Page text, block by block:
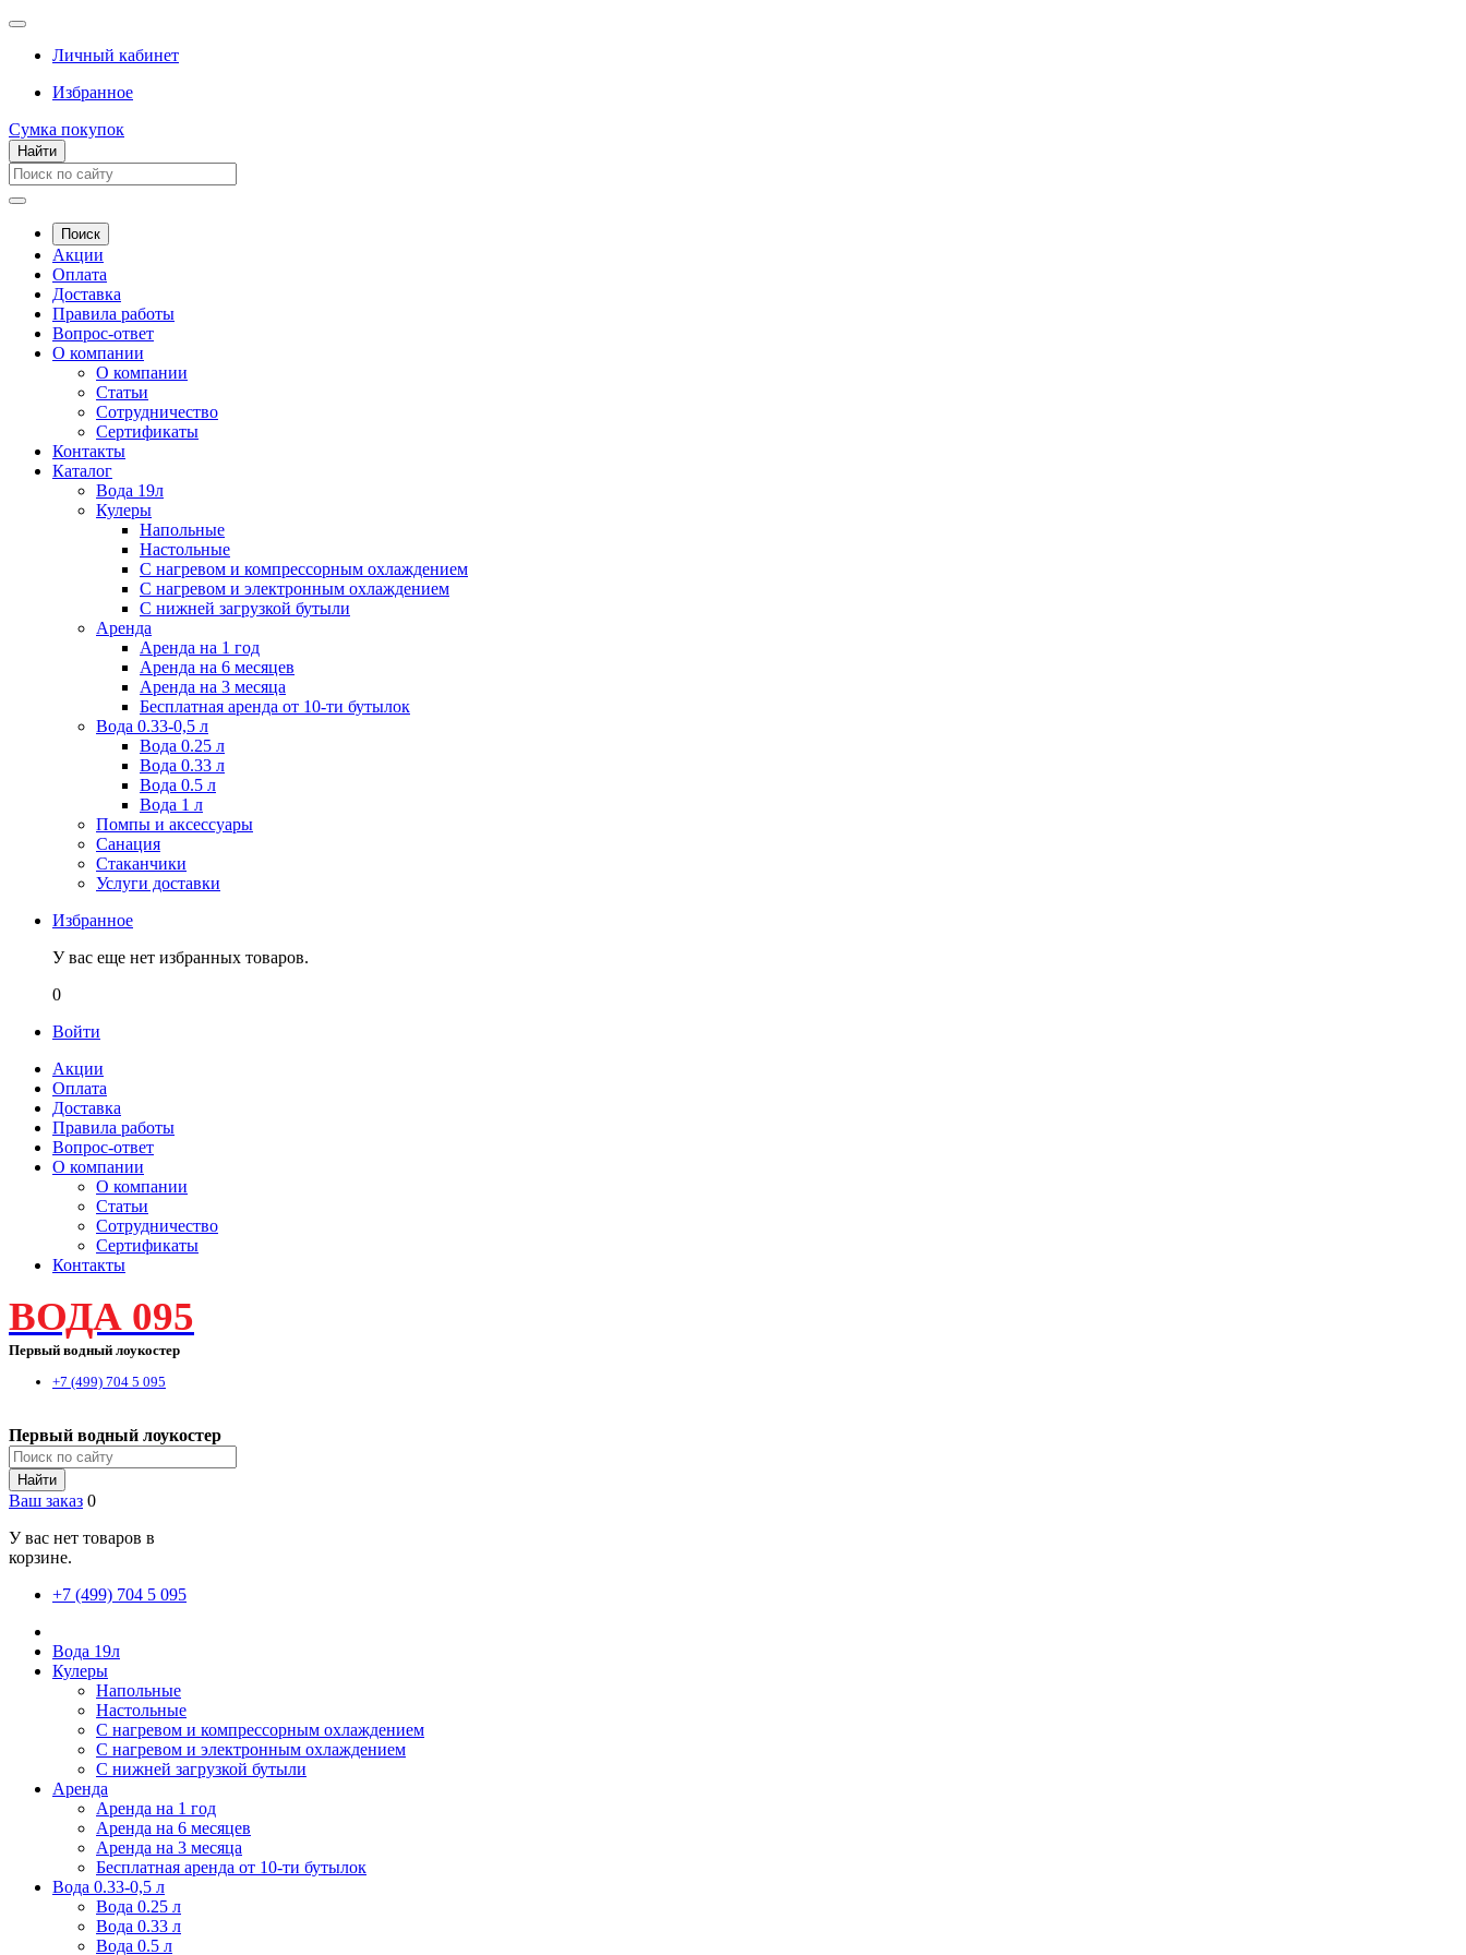
Личный кабинет
Избранное
Сумка покупок
Найти
Поиск
Акции
Оплата
Доставка
Правила работы
Вопрос-ответ
О компании
О компании
Статьи
Сотрудничество
Сертификаты
Контакты
Каталог
Вода 19л
Кулеры
Напольные
Настольные
С нагревом и компрессорным охлаждением
С нагревом и электронным охлаждением
С нижней загрузкой бутыли
Аренда
Аренда на 1 год
Аренда на 6 месяцев
Аренда на 3 месяца
Бесплатная аренда от 10-ти бутылок
Вода 0.33-0,5 л
Вода 0.25 л
Вода 0.33 л
Вода 0.5 л
Вода 1 л
Помпы и аксессуары
Санация
Стаканчики
Услуги доставки
Избранное
У вас еще нет избранных товаров.
0
Войти
Акции
Оплата
Доставка
Правила работы
Вопрос-ответ
О компании
О компании
Статьи
Сотрудничество
Сертификаты
Контакты
ВОДА 095
Первый водный лоукостер
+7 (499) 704 5 095
Первый водный лоукостер
Найти
Ваш заказ 0
У вас нет товаров в
корзине.
+7 (499) 704 5 095
Вода 19л
Кулеры
Напольные
Настольные
С нагревом и компрессорным охлаждением
С нагревом и электронным охлаждением
С нижней загрузкой бутыли
Аренда
Аренда на 1 год
Аренда на 6 месяцев
Аренда на 3 месяца
Бесплатная аренда от 10-ти бутылок
Вода 0.33-0,5 л
Вода 0.25 л
Вода 0.33 л
Вода 0.5 л